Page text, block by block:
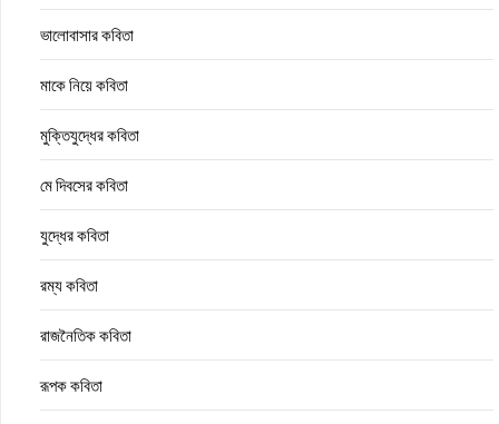
ভালোবাসার কবিতা
মাকে নিয়ে কবিতা
মুক্তিযুদ্ধের কবিতা
মে দিবসের কবিতা
যুদ্ধের কবিতা
রম্য কবিতা
রাজনৈতিক কবিতা
রূপক কবিতা